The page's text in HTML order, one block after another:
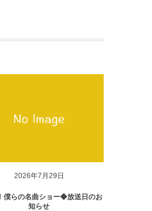
2026年7月29日
らの名曲ショー◆放送日のお
知らせ